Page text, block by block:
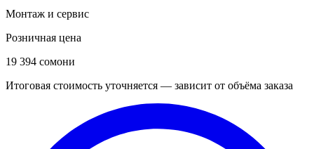
Монтаж и сервис
Розничная цена
19 394 сомони
Итоговая стоимость уточняется — зависит от объёма заказа